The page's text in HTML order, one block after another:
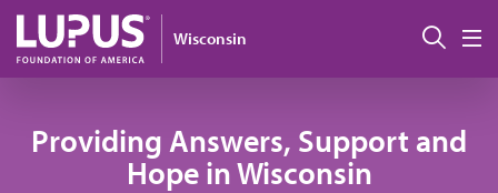
Pasar al contenido principal
Wisconsin
Providing Answers, Support and
Hope in Wisconsin